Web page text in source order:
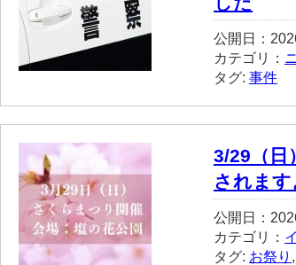
公開日：
カテゴリ：
タグ: 事件
3/29（日
されま
公開日：
カテゴリ：
タグ: お祭り ,